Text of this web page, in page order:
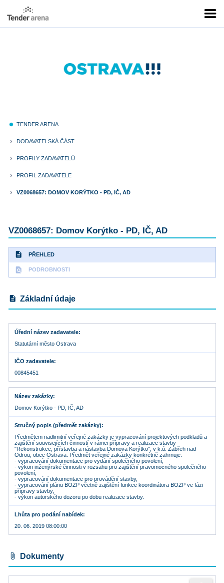
fiber_manual_record TENDER ARENA
keyboard_arrow_right DODAVATELSKÁ ČÁST
keyboard_arrow_right PROFILY ZADAVATELŮ
keyboard_arrow_right PROFIL ZADAVATELE
keyboard_arrow_right VZ0068657: DOMOV KORÝTKO - PD, IČ, AD
VZ0068657: Domov Korýtko - PD, IČ, AD
description PŘEHLED
find_in_page PODROBNOSTI
description Základní údaje
Úřední název zadavatele
Statutární město Ostrava
IČO zadavatele
00845451
Název zakázky
Domov Korýtko - PD, IČ, AD
Stručný popis (předmět zakázky)
Předmětem nadlimitní veřejné zakázky je vypracování projektových podkladů a
zajištění souvisejících činností v rámci přípravy a realizace stavby
"Rekonstrukce, přístavba a nástavba Domova Korýtko", v k.ú. Zábřeh nad
Odrou, obec Ostrava. Předmět veřejné zakázky konkrétně zahrnuje:
- vypracování dokumentace pro vydání společného povolení,
- výkon inženýrské činnosti v rozsahu pro zajištění pravomocného společného
povolení,
- vypracování dokumentace pro provádění stavby,
- vypracování plánu BOZP včetně zajištění funkce koordinátora BOZP ve fázi
přípravy stavby,
- výkon autorského dozoru po dobu realizace stavby.
Lhůta pro podání nabídek
20. 06. 2019 08:00:00
attach_file Dokumenty